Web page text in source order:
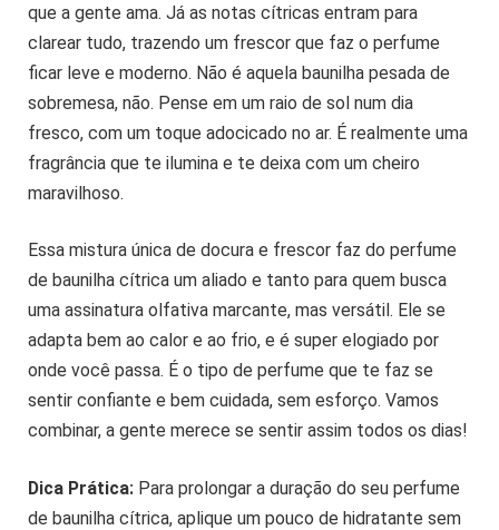
que a gente ama. Já as notas cítricas entram para
clarear tudo, trazendo um frescor que faz o perfume
ficar leve e moderno. Não é aquela baunilha pesada de
sobremesa, não. Pense em um raio de sol num dia
fresco, com um toque adocicado no ar. É realmente uma
fragrância que te ilumina e te deixa com um cheiro
maravilhoso.
Essa mistura única de docura e frescor faz do perfume
de baunilha cítrica um aliado e tanto para quem busca
uma assinatura olfativa marcante, mas versátil. Ele se
adapta bem ao calor e ao frio, e é super elogiado por
onde você passa. É o tipo de perfume que te faz se
sentir confiante e bem cuidada, sem esforço. Vamos
combinar, a gente merece se sentir assim todos os dias!
Dica Prática: Para prolongar a duração do seu perfume
de baunilha cítrica, aplique um pouco de hidratante sem